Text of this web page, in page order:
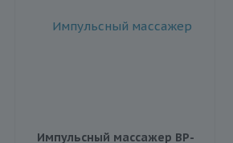
Импульсный массажер BP-